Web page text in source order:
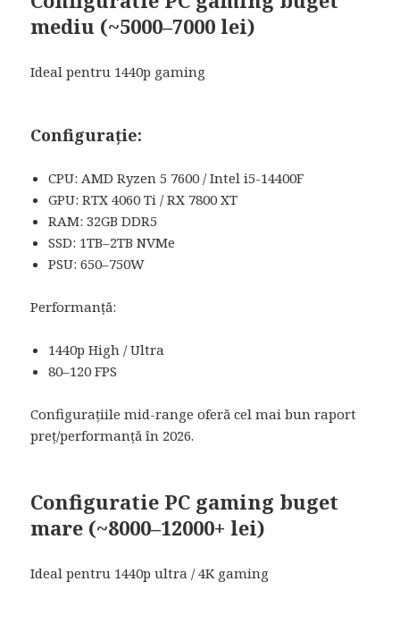
mediu (~5000–7000 lei)
Ideal pentru 1440p gaming
Configurație:
CPU: AMD Ryzen 5 7600 / Intel i5-14400F
GPU: RTX 4060 Ti / RX 7800 XT
RAM: 32GB DDR5
SSD: 1TB–2TB NVMe
PSU: 650–750W
Performanță:
1440p High / Ultra
80–120 FPS
Configurațiile mid-range oferă cel mai bun raport
preț/performanță în 2026.
Configuratie PC gaming buget
mare (~8000–12000+ lei)
Ideal pentru 1440p ultra / 4K gaming